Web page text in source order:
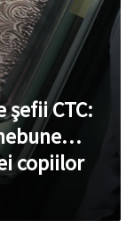
CTC:
copiilor